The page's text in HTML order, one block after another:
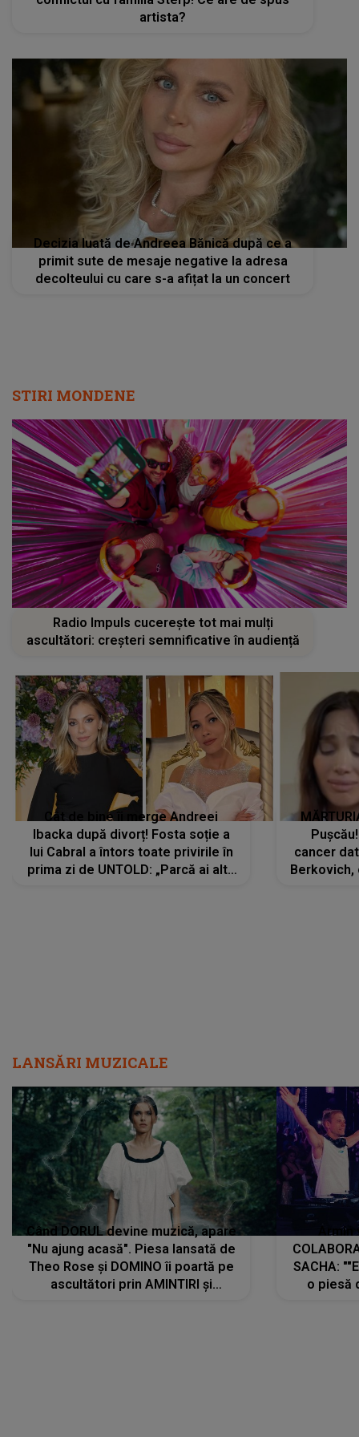
artista?
Decizia luată de Andreea Bănică după ce a
primit sute de mesaje negative la adresa
decolteului cu care s-a afițat la un concert
STIRI MONDENE
Radio Impuls cucerește tot mai mulți
ascultători: creșteri semnificative în audiență
Cât de bine îi merge Andreei
Ibacka după divorț! Fosta soție a
lui Cabral a întors toate privirile în
prima zi de UNTOLD: „Parcă ai altă
cancer
Berkovich,
LANSĂRI MUZICALE
Când DORUL devine muzică, apare
"Nu ajung acasă". Piesa lansată de
Theo Rose și DOMINO îi poartă pe
ascultători prin AMINTIRI și
SACHA:
o piesă